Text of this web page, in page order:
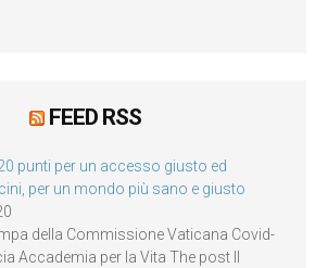
FEED RSS
punti per un accesso giusto ed
per un mondo più sano e giusto
della Commissione Vaticana Covid-
Accademia per la Vita The post Il